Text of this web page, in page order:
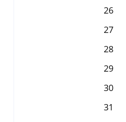
26
27
28
29
30
31